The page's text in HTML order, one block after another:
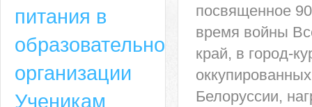
посвященное
время войны
край, в город-
Белоруссии,
питания в
образовательной
организации
Ученикам